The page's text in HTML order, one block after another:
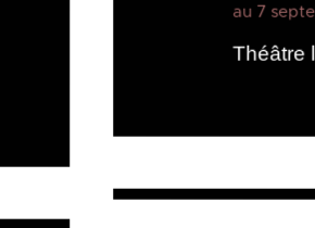
au 7
Théâtre